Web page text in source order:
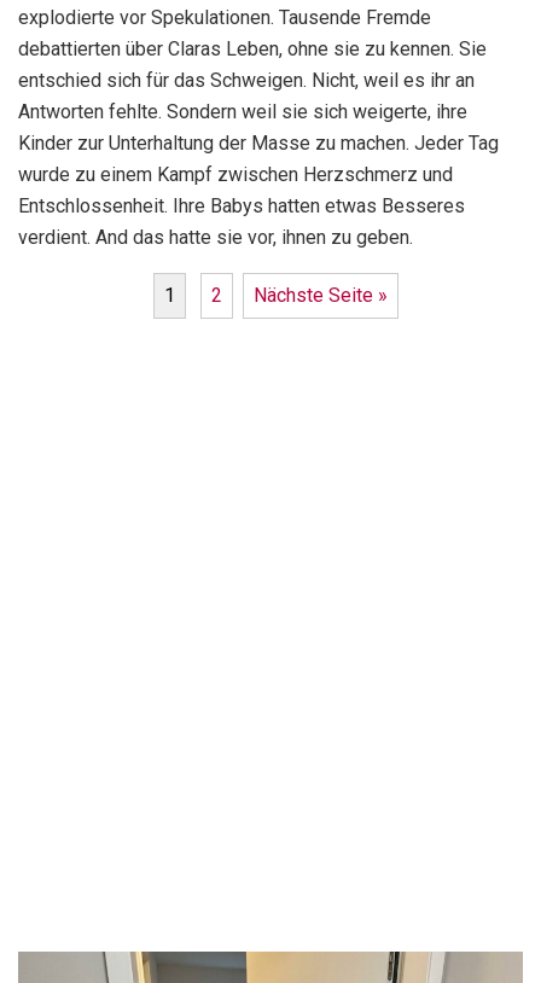
explodierte vor Spekulationen. Tausende Fremde
debattierten über Claras Leben, ohne sie zu kennen. Sie
entschied sich für das Schweigen. Nicht, weil es ihr an
Antworten fehlte. Sondern weil sie sich weigerte, ihre
Kinder zur Unterhaltung der Masse zu machen. Jeder Tag
wurde zu einem Kampf zwischen Herzschmerz und
Entschlossenheit. Ihre Babys hatten etwas Besseres
verdient. And das hatte sie vor, ihnen zu geben.
1 2 Nächste Seite »